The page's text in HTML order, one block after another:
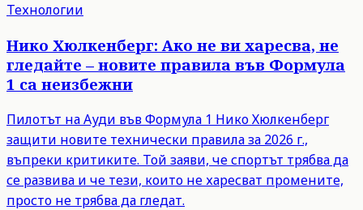
Технологии
Нико Хюлкенберг: Ако не ви харесва, не
гледайте – новите правила във Формула
1 са неизбежни
Пилотът на Ауди във Формула 1 Нико Хюлкенберг
защити новите технически правила за 2026 г.,
въпреки критиките. Той заяви, че спортът трябва да
се развива и че тези, които не харесват промените,
просто не трябва да гледат.